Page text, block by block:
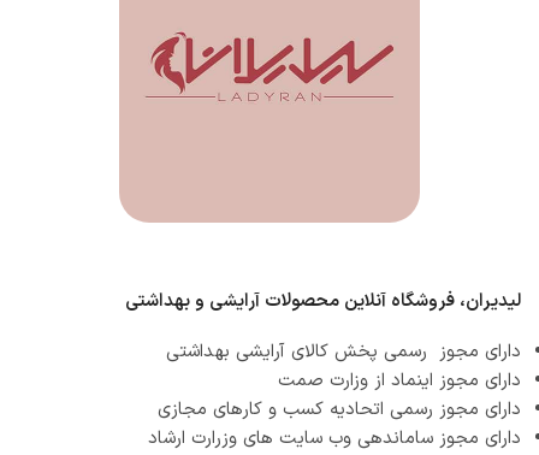
لیدیران، فروشگاه آنلاین محصولات آرایشی و بهداشتی
دارای مجوز رسمی پخش کالای آرایشی بهداشتی
دارای مجوز اینماد از وزارت صمت
دارای مجوز رسمی اتحادیه کسب و کارهای مجازی
دارای مجوز ساماندهی وب سایت های وزرارت ارشاد